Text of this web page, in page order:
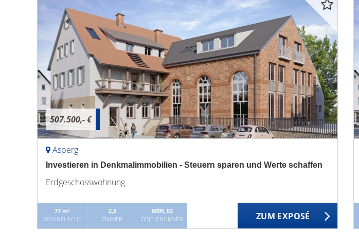
507.500,- €
Asperg
Investieren in Denkmalimmobilien - Steuern sparen und Werte schaffen
Erdgeschosswohnung
77 m²
WOHNFLÄCHE
2,5
ZIMMER
6095_02
OBJEKTNUMMER
ZUM EXPOSÉ